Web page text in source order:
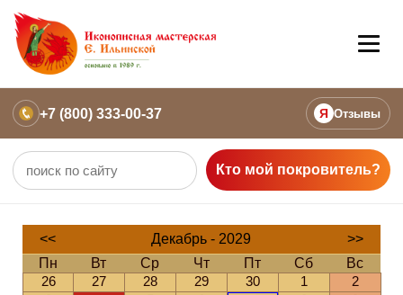
+7 (800) 333-00-37 Я Отзывы
Кто мой покровитель?
<< Декабрь - 2029
>>
Пн
Вт Ср Чт Пт Сб
Вс
26
27 28 29 30 1
2